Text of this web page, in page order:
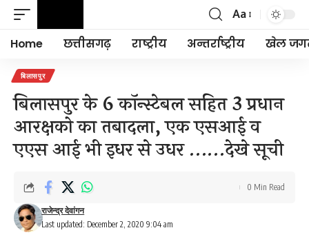
Font
Resizer
Aa
Home छत्तीसगढ़ राष्ट्रीय अन्तर्राष्ट्रीय खेल
बिलासपुर
बिलासपुर के 6 कॉन्स्टेबल सहित 3 प्रधान
आरक्षको का तबादला, एक एसआई व
एएस आई भी इधर से उधर ……देखे सूची
Last updated: December 2, 2020 9:04 am
राजेन्द्र देवांगन
0 Min Read